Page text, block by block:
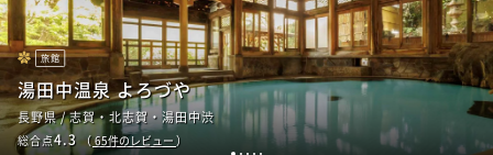
旅館
湯田中温泉 よろづや
長野県 / 志賀・北志賀・湯田中渋
総合点4.3（65件のレビュー）